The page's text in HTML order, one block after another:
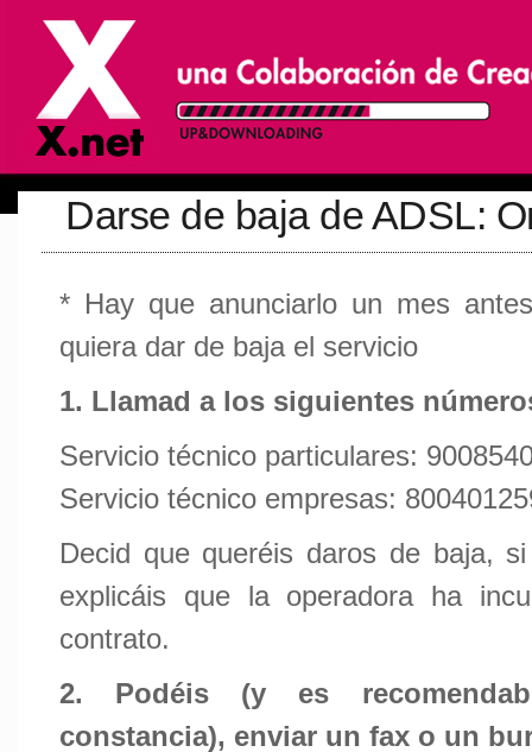
Darse de baja de ADSL:
* Hay que anunciarlo un mes
quiera dar de baja el servicio
1. Llamad a los siguientes
Servicio técnico particulares:
Servicio técnico empresas:
Decid que queréis daros de baja,
explicáis que la operadora ha
contrato.
2. Podéis (y es
constancia), enviar un fax o un